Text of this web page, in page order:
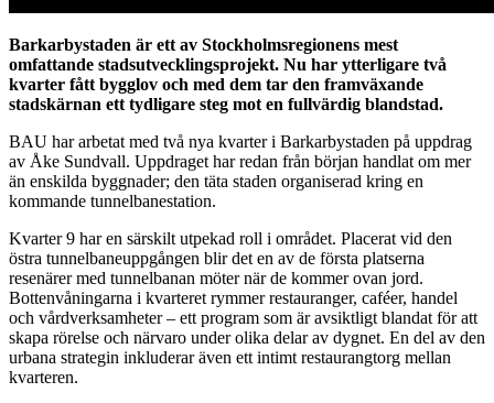
Barkarbystaden är ett av Stockholmsregionens mest
omfattande stadsutvecklingsprojekt. Nu har ytterligare två
kvarter fått bygglov och med dem tar den framväxande
stadskärnan ett tydligare steg mot en fullvärdig blandstad.
BAU har arbetat med två nya kvarter i Barkarbystaden på uppdrag
av Åke Sundvall. Uppdraget har redan från början handlat om mer
än enskilda byggnader; den täta staden organiserad kring en
kommande tunnelbanestation.
Kvarter 9 har en särskilt utpekad roll i området. Placerat vid den
östra tunnelbaneuppgången blir det en av de första platserna
resenärer med tunnelbanan möter när de kommer ovan jord.
Bottenvåningarna i kvarteret rymmer restauranger, caféer, handel
och vårdverksamheter – ett program som är avsiktligt blandat för att
skapa rörelse och närvaro under olika delar av dygnet. En del av den
urbana strategin inkluderar även ett intimt restaurangtorg mellan
kvarteren.